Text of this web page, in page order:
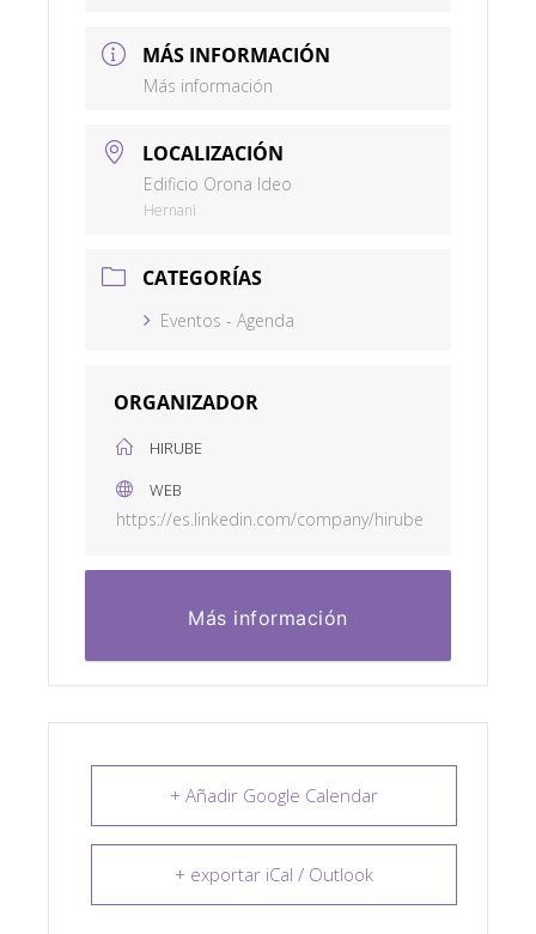
MÁS INFORMACIÓN
Más información
LOCALIZACIÓN
Edificio Orona Ideo
Hernani
CATEGORÍAS
Eventos - Agenda
ORGANIZADOR
HIRUBE
WEB
https://es.linkedin.com/company/hirube
Más información
+ Añadir Google Calendar
+ exportar iCal / Outlook